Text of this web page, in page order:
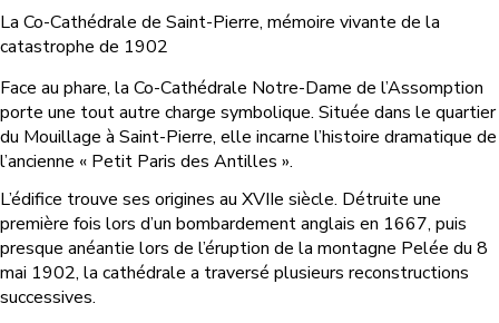
La Co-Cathédrale de Saint-Pierre, mémoire vivante de la
catastrophe de 1902
Face au phare, la Co-Cathédrale Notre-Dame de l’Assomption
porte une tout autre charge symbolique. Située dans le quartier
du Mouillage à Saint-Pierre, elle incarne l’histoire dramatique de
l’ancienne « Petit Paris des Antilles ».
L’édifice trouve ses origines au XVIIe siècle. Détruite une
première fois lors d’un bombardement anglais en 1667, puis
presque anéantie lors de l’éruption de la montagne Pelée du 8
mai 1902, la cathédrale a traversé plusieurs reconstructions
successives.